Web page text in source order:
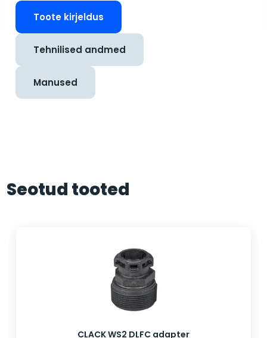
Toote kirjeldus
Tehnilised andmed
Manused
Seotud tooted
CLACK WS2 DLFC adapter